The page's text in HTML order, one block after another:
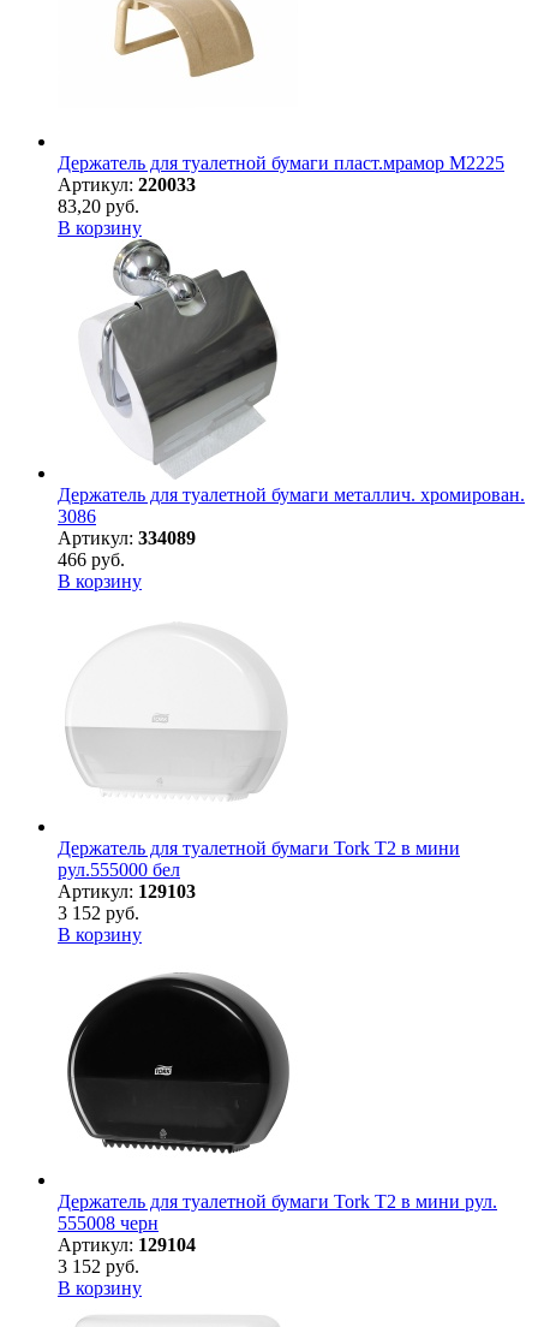
Держатель для туалетной бумаги пласт.мрамор М2225
Артикул: 220033
83,20 руб.
В корзину
Держатель для туалетной бумаги металлич. хромирован.
3086
Артикул: 334089
466 руб.
В корзину
Держатель для туалетной бумаги Tork Т2 в мини
рул.555000 бел
Артикул: 129103
3 152 руб.
В корзину
Держатель для туалетной бумаги Tork Т2 в мини рул.
555008 черн
Артикул: 129104
3 152 руб.
В корзину